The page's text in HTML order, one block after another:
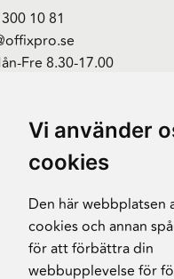
Vi använder
cookies
Den här webbplatsen
cookies och annan
för att förbättra din
webbupplevelse för
10 81
Fre 8.30-17.00